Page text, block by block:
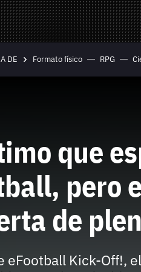
DE Formato físico RPG
que
pero
de
eFootball Kick-Off!,
Mandos y
Todo hardware
Facebook
TwitterYouTube
RSSDiscord